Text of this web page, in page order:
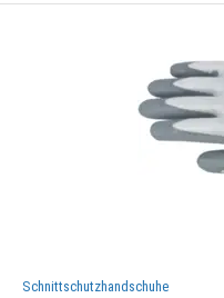
Schnittschutzhandschuhe